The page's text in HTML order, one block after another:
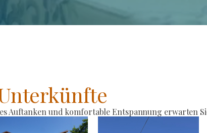
Auftanken und komfortable Entspannung erwarten